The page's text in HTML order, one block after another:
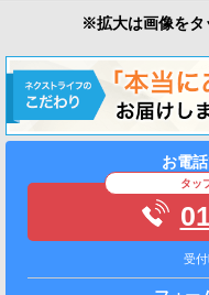
※拡大は画像をタ
お電
タッ
受